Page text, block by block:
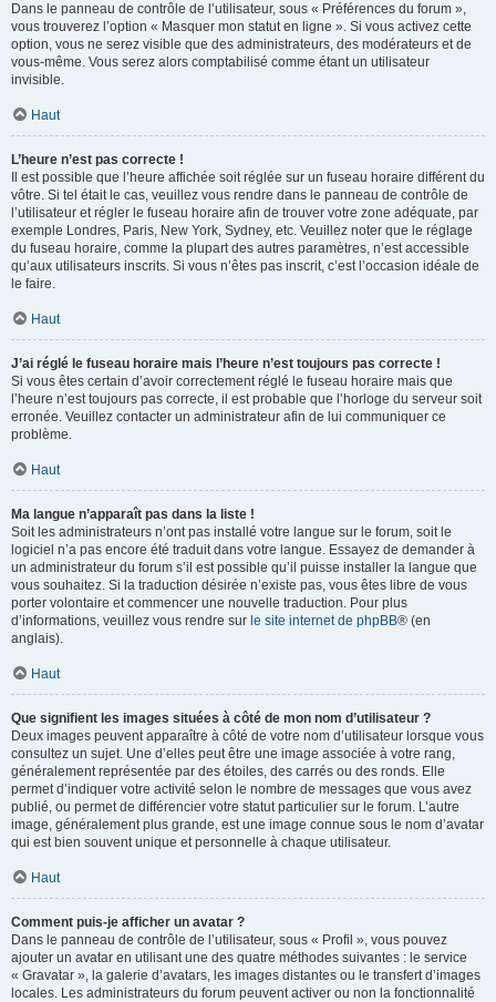
Dans le panneau de contrôle de l’utilisateur, sous « Préférences du forum »,
vous trouverez l’option « Masquer mon statut en ligne ». Si vous activez cette
option, vous ne serez visible que des administrateurs, des modérateurs et de
vous-même. Vous serez alors comptabilisé comme étant un utilisateur
invisible.
Haut
L’heure n’est pas correcte !
Il est possible que l’heure affichée soit réglée sur un fuseau horaire différent du
vôtre. Si tel était le cas, veuillez vous rendre dans le panneau de contrôle de
l’utilisateur et régler le fuseau horaire afin de trouver votre zone adéquate, par
exemple Londres, Paris, New York, Sydney, etc. Veuillez noter que le réglage
du fuseau horaire, comme la plupart des autres paramètres, n’est accessible
qu’aux utilisateurs inscrits. Si vous n’êtes pas inscrit, c’est l’occasion idéale de
le faire.
Haut
J’ai réglé le fuseau horaire mais l’heure n’est toujours pas correcte !
Si vous êtes certain d’avoir correctement réglé le fuseau horaire mais que
l’heure n’est toujours pas correcte, il est probable que l’horloge du serveur soit
erronée. Veuillez contacter un administrateur afin de lui communiquer ce
problème.
Haut
Ma langue n’apparaît pas dans la liste !
Soit les administrateurs n’ont pas installé votre langue sur le forum, soit le
logiciel n’a pas encore été traduit dans votre langue. Essayez de demander à
un administrateur du forum s’il est possible qu’il puisse installer la langue que
vous souhaitez. Si la traduction désirée n’existe pas, vous êtes libre de vous
porter volontaire et commencer une nouvelle traduction. Pour plus
d’informations, veuillez vous rendre sur le site internet de phpBB® (en
anglais).
Haut
Que signifient les images situées à côté de mon nom d’utilisateur ?
Deux images peuvent apparaître à côté de votre nom d’utilisateur lorsque vous
consultez un sujet. Une d’elles peut être une image associée à votre rang,
généralement représentée par des étoiles, des carrés ou des ronds. Elle
permet d’indiquer votre activité selon le nombre de messages que vous avez
publié, ou permet de différencier votre statut particulier sur le forum. L’autre
image, généralement plus grande, est une image connue sous le nom d’avatar
qui est bien souvent unique et personnelle à chaque utilisateur.
Haut
Comment puis-je afficher un avatar ?
Dans le panneau de contrôle de l’utilisateur, sous « Profil », vous pouvez
ajouter un avatar en utilisant une des quatre méthodes suivantes : le service
« Gravatar », la galerie d’avatars, les images distantes ou le transfert d’images
locales. Les administrateurs du forum peuvent activer ou non la fonctionnalité